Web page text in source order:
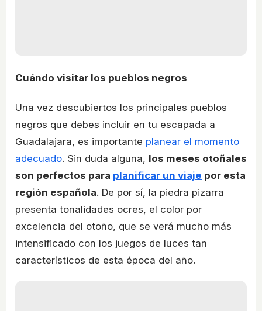
Cuándo visitar los pueblos negros
Una vez descubiertos los principales pueblos
negros que debes incluir en tu escapada a
Guadalajara, es importante planear el momento
adecuado. Sin duda alguna, los meses otoñales
son perfectos para planificar un viaje por esta
región española. De por sí, la piedra pizarra
presenta tonalidades ocres, el color por
excelencia del otoño, que se verá mucho más
intensificado con los juegos de luces tan
característicos de esta época del año.